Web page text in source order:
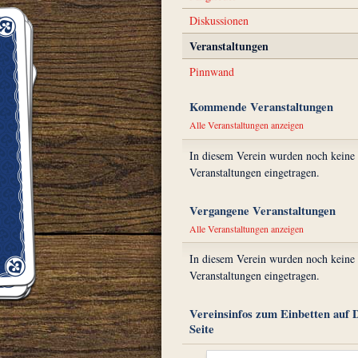
Diskussionen
Veranstaltungen
Pinnwand
Kommende Veranstaltungen
Alle Veranstaltungen anzeigen
In diesem Verein wurden noch keine
Veranstaltungen eingetragen.
Vergangene Veranstaltungen
Alle Veranstaltungen anzeigen
In diesem Verein wurden noch keine
Veranstaltungen eingetragen.
Vereinsinfos zum Einbetten auf
Seite